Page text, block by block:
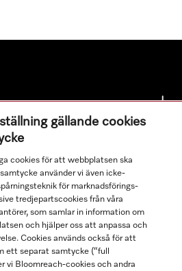
gällande cookies
cookies för att webbplatsen ska
använder vi även icke-
för marknadsförings-
tredjepartscookies från våra
som samlar in information om
och hjälper oss att anpassa och
Cookies används också för att
ett separat samtycke (“full
vi Bloomreach-cookies och andra